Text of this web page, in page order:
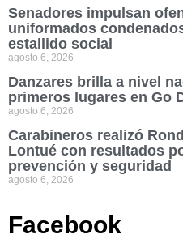
Senadores impulsan
uniformados
estallido social
agosto 6, 2026
Danzares brilla a nivel
primeros lugares en Go
agosto 6, 2026
Carabineros realizó
Lontué con resultados
prevención y seguridad
agosto 6, 2026
Facebook